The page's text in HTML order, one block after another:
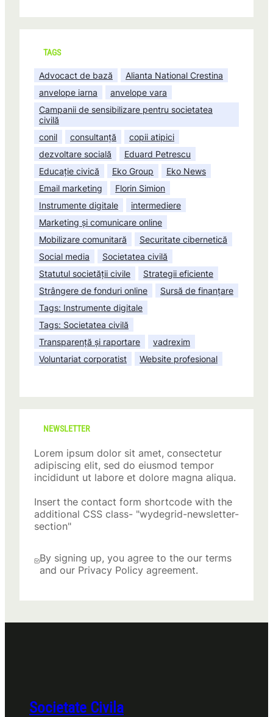
TAGS
Advocact de bază
Alianta National Crestina
anvelope iarna
anvelope vara
Campanii de sensibilizare pentru societatea
civilă
conil
consultanță
copii atipici
dezvoltare socială
Eduard Petrescu
Educație civică
Eko Group
Eko News
Email marketing
Florin Simion
Instrumente digitale
intermediere
Marketing și comunicare online
Mobilizare comunitară
Securitate cibernetică
Social media
Societatea civilă
Statutul societății civile
Strategii eficiente
Strângere de fonduri online
Sursă de finanțare
Tags: Instrumente digitale
Tags: Societatea civilă
Transparență și raportare
vadrexim
Voluntariat corporatist
Website profesional
NEWSLETTER
Lorem ipsum dolor sit amet, consectetur
adipiscing elit, sed do eiusmod tempor
incididunt ut labore et dolore magna aliqua.
Insert the contact form shortcode with the
additional CSS class- "wydegrid-newsletter-
section"
By signing up, you agree to the our terms
and our Privacy Policy agreement.
Societate Civila